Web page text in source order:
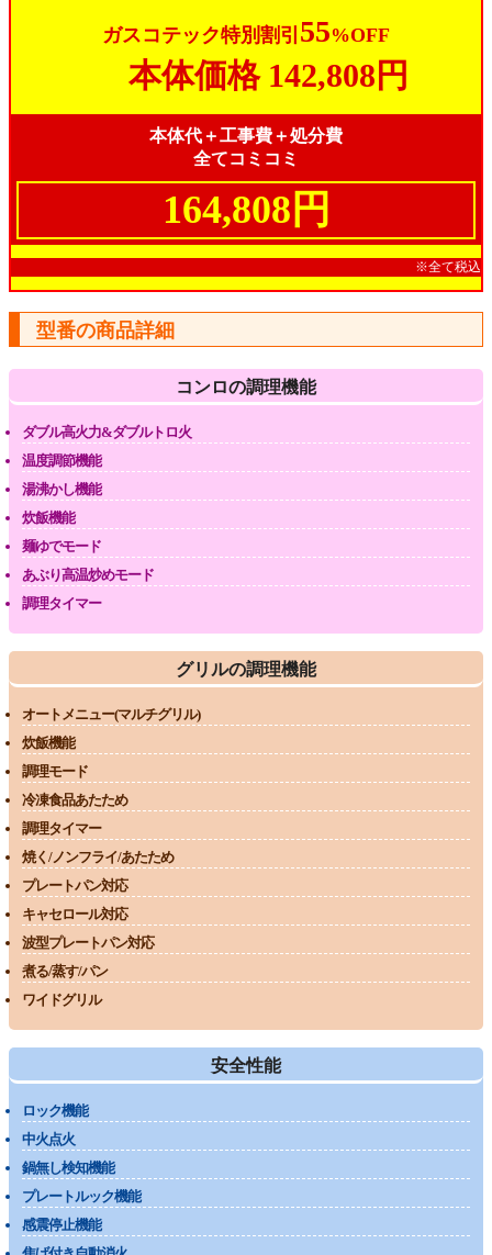
ガスコテック特別割引 55%OFF
本体価格 142,808円
本体代＋工事費＋処分費
全てコミコミ
164,808円
※全て税込
型番の商品詳細
コンロの調理機能
ダブル高火力&ダブルトロ火
温度調節機能
湯沸かし機能
炊飯機能
麺ゆでモード
あぶり高温炒めモード
調理タイマー
グリルの調理機能
オートメニュー(マルチグリル)
炊飯機能
調理モード
冷凍食品あたため
調理タイマー
焼く/ノンフライ/あたため
プレートパン対応
キャセロール対応
波型プレートパン対応
煮る/蒸す/パン
ワイドグリル
安全性能
ロック機能
中火点火
鍋無し検知機能
プレートルック機能
感震停止機能